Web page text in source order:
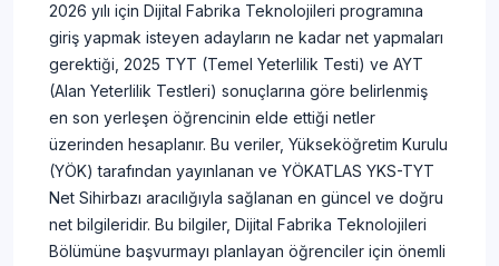
2026 yılı için Dijital Fabrika Teknolojileri programına
giriş yapmak isteyen adayların ne kadar net yapmaları
gerektiği, 2025 TYT (Temel Yeterlilik Testi) ve AYT
(Alan Yeterlilik Testleri) sonuçlarına göre belirlenmiş
en son yerleşen öğrencinin elde ettiği netler
üzerinden hesaplanır. Bu veriler, Yükseköğretim Kurulu
(YÖK) tarafından yayınlanan ve YÖKATLAS YKS-TYT
Net Sihirbazı aracılığıyla sağlanan en güncel ve doğru
net bilgileridir. Bu bilgiler, Dijital Fabrika Teknolojileri
Bölümüne başvurmayı planlayan öğrenciler için önemli